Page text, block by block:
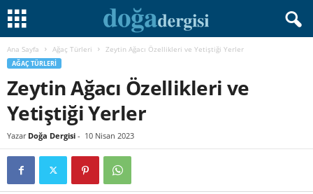
Ana Sayfa Ağaç Türleri Zeytin Ağacı Özellikleri ve Yetiştiği Yerler
AĞAÇ TÜRLERI
Zeytin Ağacı Özellikleri ve
Yetiştiği Yerler
Yazar Doğa Dergisi - 10 Nisan 2023